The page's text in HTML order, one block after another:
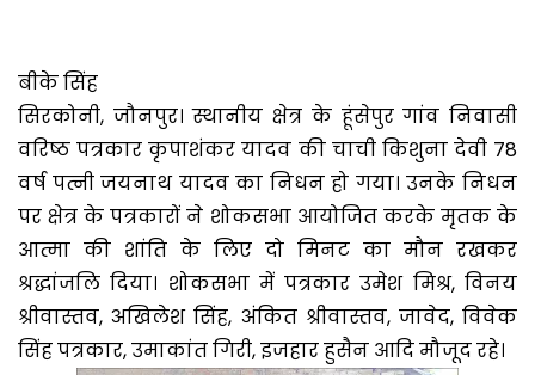
बीके सिंह
सिरकोनी, जौनपुर। स्थानीय क्षेत्र के हूंसेपुर गांव निवासी
वरिष्ठ पत्रकार कृपाशंकर यादव की चाची किशुना देवी 78
वर्ष पत्नी जयनाथ यादव का निधन हो गया। उनके निधन
पर क्षेत्र के पत्रकारों ने शोकसभा आयोजित करके मृतक के
आत्मा की शांति के लिए दो मिनट का मौन रखकर
श्रद्धांजलि दिया। शोकसभा में पत्रकार उमेश मिश्र, विनय
श्रीवास्तव, अखिलेश सिंह, अंकित श्रीवास्तव, जावेद, विवेक
सिंह पत्रकार, उमाकांत गिरी, इजहार हुसैन आदि मौजूद रहे।